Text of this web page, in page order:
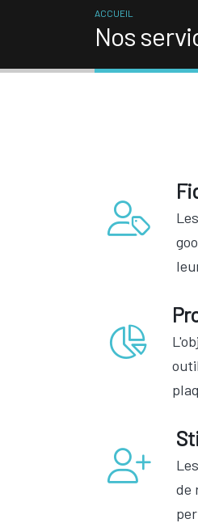
ACCUEIL
Nos
de